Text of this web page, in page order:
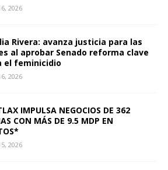
2026
Rivera: avanza justicia para las
al aprobar Senado reforma clave
el feminicidio
2026
IMPULSA NEGOCIOS DE 362
CON MÁS DE 9.5 MDP EN
2026